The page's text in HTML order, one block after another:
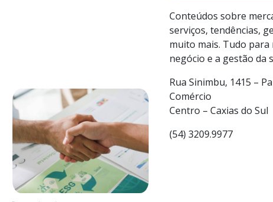
Conteúdos sobre
serviços, tendências,
muito mais. Tudo
negócio e a gestão da
Rua Sinimbu, 1415 –
Comércio
Centro – Caxias do Sul
(54) 3209.9977